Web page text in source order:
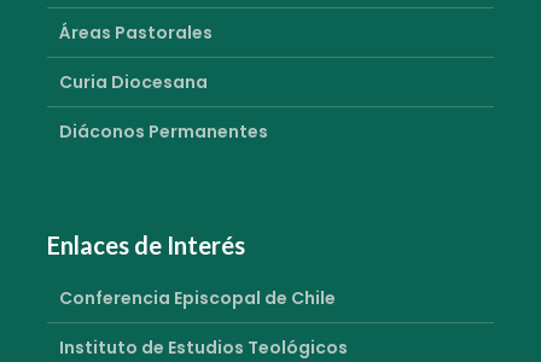
Áreas Pastorales
Curia Diocesana
Diáconos Permanentes
Enlaces de Interés
Conferencia Episcopal de Chile
Instituto de Estudios Teológicos